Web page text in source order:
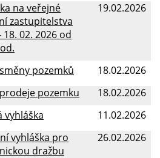
19.02.2026
na veřejné
zastupitelstva
18. 02. 2026 od
18.02.2026
pozemků
18.02.2026
pozemku
11.02.2026
vyhláška
26.02.2026
vyhláška pro
dražbu